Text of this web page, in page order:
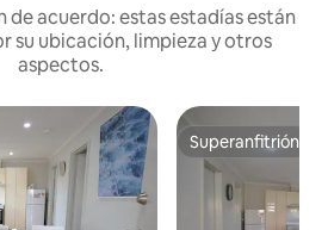
de acuerdo: estas estadías están
su ubicación, limpieza y otros
aspectos.
Superanfitrión
Superanfitrión